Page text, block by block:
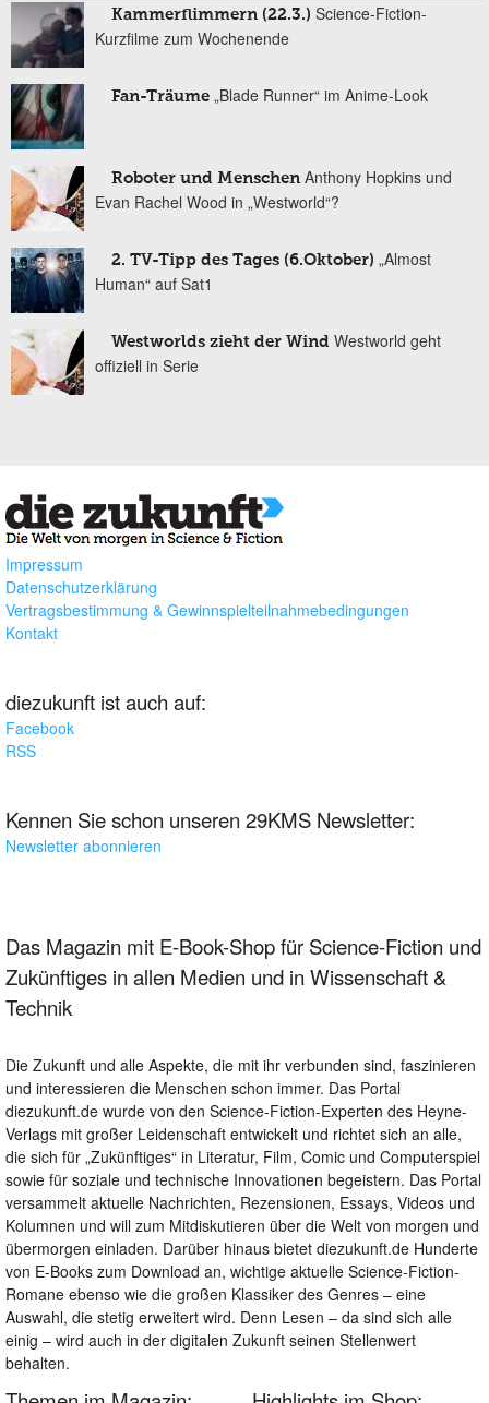
Kammerflimmern (22.3.) Science-Fiction-
Kurzfilme zum Wochenende
Fan-Träume „Blade Runner“ im Anime-Look
Roboter und Menschen Anthony Hopkins und
Evan Rachel Wood in „Westworld“?
2. TV-Tipp des Tages (6.Oktober) „Almost
Human“ auf Sat1
Westworlds zieht der Wind Westworld geht
offiziell in Serie
Impressum
Datenschutzerklärung
Vertragsbestimmung & Gewinnspielteilnahmebedingungen
Kontakt
diezukunft ist auch auf:
Facebook
RSS
Kennen Sie schon unseren 29KMS Newsletter:
Newsletter abonnieren
Das Magazin mit E-Book-Shop für Science-Fiction und
Zukünftiges in allen Medien und in Wissenschaft &
Technik
Die Zukunft und alle Aspekte, die mit ihr verbunden sind, faszinieren
und interessieren die Menschen schon immer. Das Portal
diezukunft.de wurde von den Science-Fiction-Experten des Heyne-
Verlags mit großer Leidenschaft entwickelt und richtet sich an alle,
die sich für „Zukünftiges“ in Literatur, Film, Comic und Computerspiel
sowie für soziale und technische Innovationen begeistern. Das Portal
versammelt aktuelle Nachrichten, Rezensionen, Essays, Videos und
Kolumnen und will zum Mitdiskutieren über die Welt von morgen und
übermorgen einladen. Darüber hinaus bietet diezukunft.de Hunderte
von E-Books zum Download an, wichtige aktuelle Science-Fiction-
Romane ebenso wie die großen Klassiker des Genres – eine
Auswahl, die stetig erweitert wird. Denn Lesen – da sind sich alle
einig – wird auch in der digitalen Zukunft seinen Stellenwert
behalten.